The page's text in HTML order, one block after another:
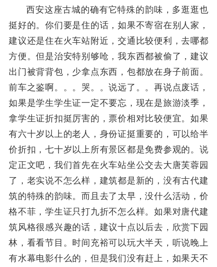
西安这座古城的确有它特殊的韵味，多逛逛也
挺好的。你们要是住的话，如果不寄宿在别人家，
建议还是住在火车站附近，交通比较便利，去哪都
方便。但是治安特别够呛，我东西都被偷了，建议
出门被背背包，少拿点东西，包都放在身子前面。
前车之鉴啊。。。哭。。说远了。。再说点废话，
如果是学生学生证一定不要忘，现在是旅游淡季，
拿学生证折扣挺厉害的，票价相对比较便宜。如果
有六十岁以上的老人，身份证挺重要的，可以给半
价折扣，七十岁以上所有景区都是免费参观的。说
定正文吧，我们首先在火车站坐公交去大唐芙蓉园
了，老实说不怎么样，建筑都是新的，没有古代建
筑的特殊的韵味。而且去了太早，没什么活动，价
格不菲，学生证只打九折不怎么样。如果对唐代建
筑风格很感兴趣的话，建议十点以后去，欣赏下园
林，看看节目。时间充裕可以玩大半天，听说晚上
有水幕电影什么的，但是我们没有赶上，如果天不